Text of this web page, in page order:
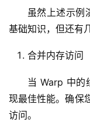
虽然上述示例
基础知识，但还有
合并内存访问
当 Warp 中的
现最佳性能。确保
访问。